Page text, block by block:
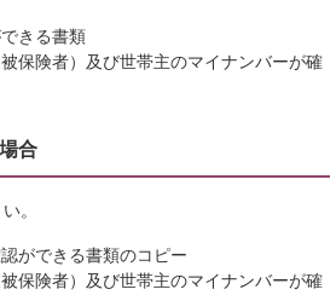
きる書類
保険者）及び世帯主のマイナンバーが確
合
。
ができる書類のコピー
保険者）及び世帯主のマイナンバーが確